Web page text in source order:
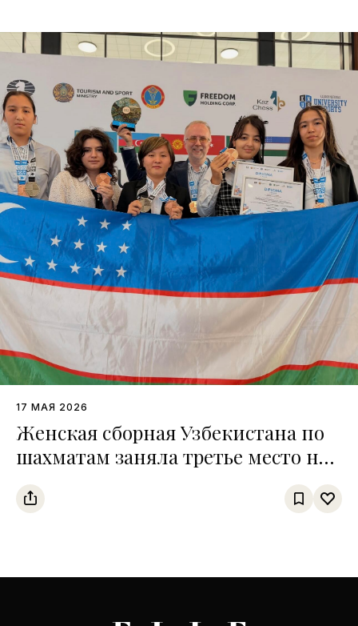
17 МАЯ 2026
Женская сборная Узбекистана по
шахматам заняла третье место на
чемпионате среди тюркских
государств